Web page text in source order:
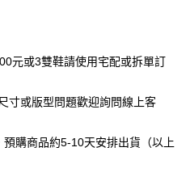
不需儲值。
即可結帳。
付款。
」後，將跳轉至「AFTEE先享後付」
知簡訊。
此簡訊中的連結，可透過四大超商／
，方視為交易完成。
繳費，但若您需要取消訂單，請聯絡
運費
元或3雙鞋請使用宅配或拆單訂
寸或版型問題歡迎詢問線上客
購商品約5-10天安排出貨（以上